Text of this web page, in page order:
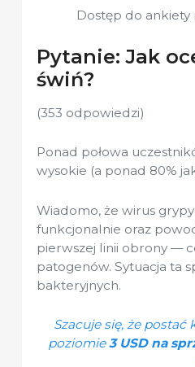
Dostęp do ankiety
Pytanie: Jak
świń?
(353 odpowiedzi)
Ponad połowa
wysokie (a ponad 80%
Wiadomo, że wirus
funkcjonalnie oraz
pierwszej linii obrony —
patogenów. Sytuacja ta
bakteryjnych.
Szacuje się, że
poziomie3 USD na